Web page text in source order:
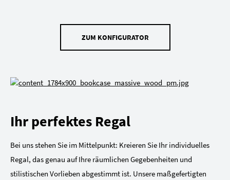
ZUM KONFIGURATOR
Ihr perfektes Regal
Bei uns stehen Sie im Mittelpunkt: Kreieren Sie Ihr individuelles
Regal, das genau auf Ihre räumlichen Gegebenheiten und
stilistischen Vorlieben abgestimmt ist. Unsere maßgefertigten